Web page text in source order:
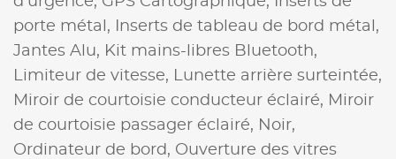
porte métal,
Inserts de tableau de bord métal,
Jantes Alu, Kit mains-libres Bluetooth,
Limiteur de vitesse,
Lunette arrière surteintée,
Miroir de courtoisie conducteur éclairé, Miroir
de courtoisie passager éclairé, Noir,
Ordinateur de bord, Ouverture des vitres